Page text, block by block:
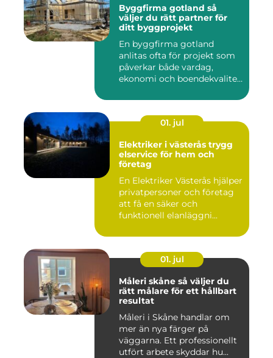
Byggfirma gotland så
väljer du rätt partner för
ditt byggprojekt
En byggfirma gotland
anlitas ofta för projekt som
påverkar både vardag,
ekonomi och boendekvalitet
01. jul
Elektriker i västerås trygg
elservice för hem och
företag
En Elektriker Västerås hjälper
privatpersoner och företag
att få en säker och
funktionell elanläggni...
01. jul
Måleri skåne så väljer du
rätt målare för ett hållbart
resultat
Måleri i Skåne handlar om
mer än nya färger på
väggarna. Ett professionellt
utfört arbete skyddar hu...